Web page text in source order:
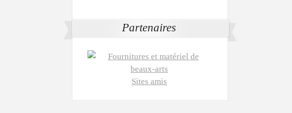
Partenaires
Sites amis